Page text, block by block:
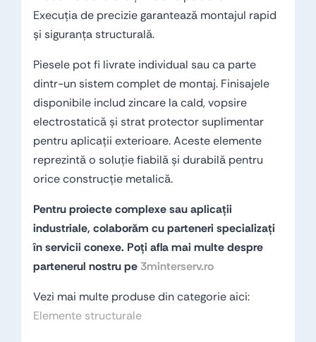
Execuția de precizie garantează montajul rapid
și siguranța structurală.
Piesele pot fi livrate individual sau ca parte
dintr-un sistem complet de montaj. Finisajele
disponibile includ zincare la cald, vopsire
electrostatică și strat protector suplimentar
pentru aplicații exterioare. Aceste elemente
reprezintă o soluție fiabilă și durabilă pentru
orice construcție metalică.
Pentru proiecte complexe sau aplicații
industriale, colaborăm cu parteneri specializați
în servicii conexe. Poți afla mai multe despre
partenerul nostru pe 3minterserv.ro
Vezi mai multe produse din categorie aici:
Elemente structurale